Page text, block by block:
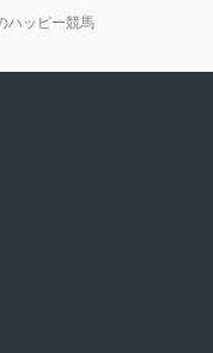
ハッピー競馬